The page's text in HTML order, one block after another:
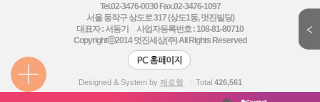
Tel.02-3476-0030 Fax.02-3476-1097
서울 동작구 상도로 317 (상도1동, 멋진빌딩)
대표자 : 서동기 사업자등록번호 : 108-81-80710
Copyrightⓒ2014멋진세상(주) All Rights Reserved
Designed & System by 제로웹 ㆍTotal 426,561